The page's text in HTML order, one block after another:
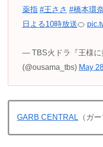
薬指 #王ささ #橋本環
日よる10時放送🍊
— TBS火ドラ『王様に
(@ousama_tbs) May
GARB CENTRAL （ガ